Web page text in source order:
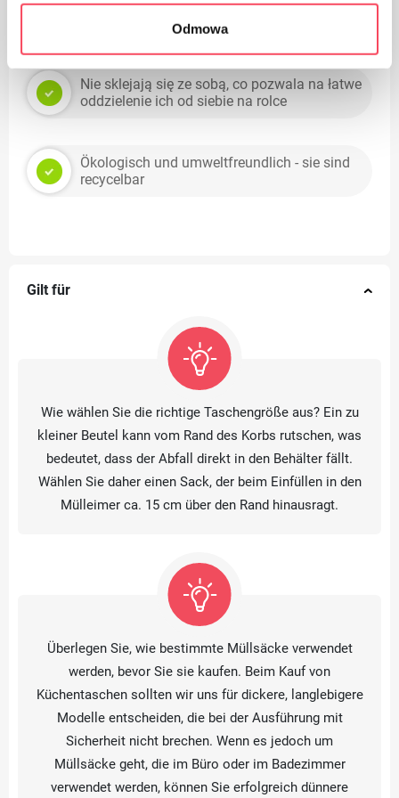
Odmowa
Perfekt geeignet für mittelgroße Körbe in
Nie sklejają się ze sobą, co pozwala na łatwe
oddzielenie ich od siebie na rolce
Ökologisch und umweltfreundlich - sie sind
recycelbar
Gilt für
Wie wählen Sie die richtige Taschengröße aus? Ein zu
kleiner Beutel kann vom Rand des Korbs rutschen, was
bedeutet, dass der Abfall direkt in den Behälter fällt.
Wählen Sie daher einen Sack, der beim Einfüllen in den
Mülleimer ca. 15 cm über den Rand hinausragt.
Überlegen Sie, wie bestimmte Müllsäcke verwendet
werden, bevor Sie sie kaufen. Beim Kauf von
Küchentaschen sollten wir uns für dickere, langlebigere
Modelle entscheiden, die bei der Ausführung mit
Sicherheit nicht brechen. Wenn es jedoch um
Müllsäcke geht, die im Büro oder im Badezimmer
verwendet werden, können Sie erfolgreich dünnere